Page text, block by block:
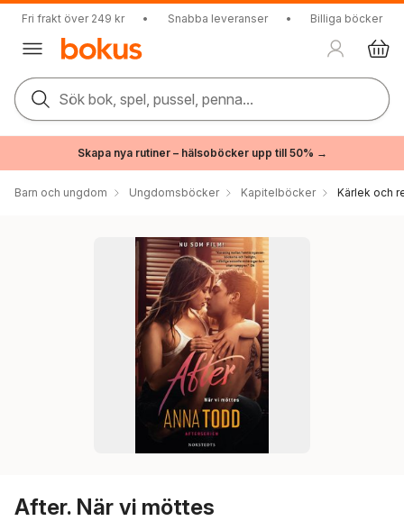
Fri frakt över 249 kr • Snabba leveranser • Billiga böcker
Sök bok, spel, pussel, penna...
Skapa nya rutiner – hälsoböcker upp till 50% →
Barn och ungdom Ungdomsböcker Kapitelböcker Kärlek och
After. När vi möttes